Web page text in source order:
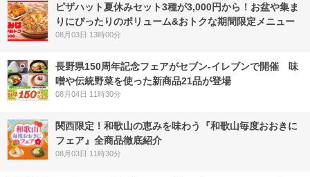
ピザハット夏休みセット3種が3,000円から！お盆や集ま
りにぴったりのボリューム&おトクな期間限定メニュー
08月03日 13時00分
長野県150周年記念フェアがセブン-イレブンで開催 味
噌や伝統野菜を使った新商品21品が登場
08月04日 11時30分
関西限定！和歌山の恵みを味わう『和歌山毎度おおきに
フェア』全商品徹底紹介
08月03日 11時30分